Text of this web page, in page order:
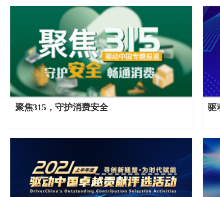
聚焦315，守护消费安全 驱